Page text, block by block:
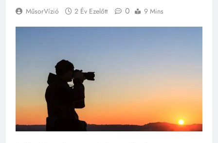
MűsorVízió 2 Év Ezelőtt 0 9 Mins